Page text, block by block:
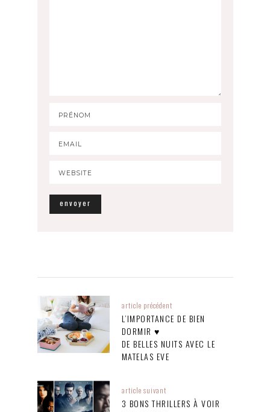
article précédent
L’IMPORTANCE DE BIEN
DORMIR ♥
DE BELLES NUITS AVEC LE
MATELAS EVE
article suivant
3 BONS THRILLERS À VOIR